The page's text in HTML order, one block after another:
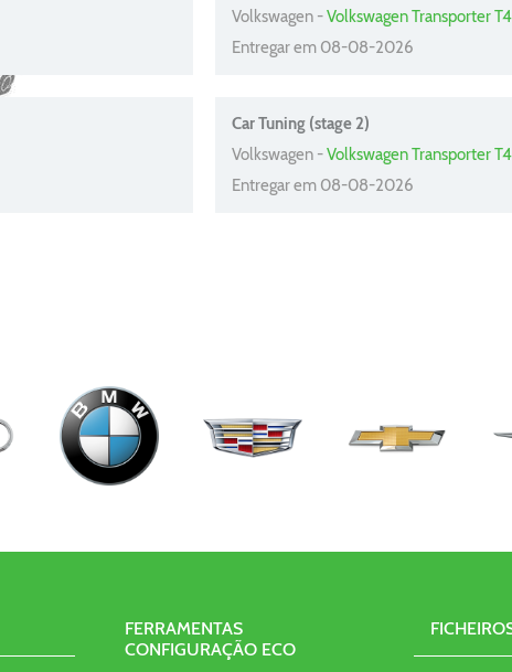
Volkswagen -Volkswagen Transporter
Entregar em 08-08-2026
Car Tuning (stage 2)
Volkswagen -Volkswagen Transporter
Entregar em 08-08-2026
FERRAMENTAS
CONFIGURAÇÃO ECO